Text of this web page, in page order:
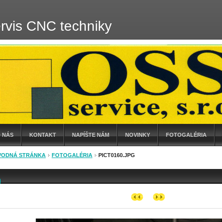
CNC techniky
NÁS KONTAKT NAPÍŠTE NÁM NOVINKY FOTOGALÉRIA
STRÁNKA FOTOGALÉRIA PICT0160.JPG